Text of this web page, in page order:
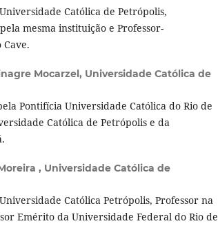
Católica de Petrópolis,
mesma instituição e Professor-
Mocarzel, Universidade Católica de
Pontifícia Universidade Católica do Rio de
Católica de Petrópolis e da
, Universidade Católica de
Católica Petrópolis, Professor na
Emérito da Universidade Federal do Rio de